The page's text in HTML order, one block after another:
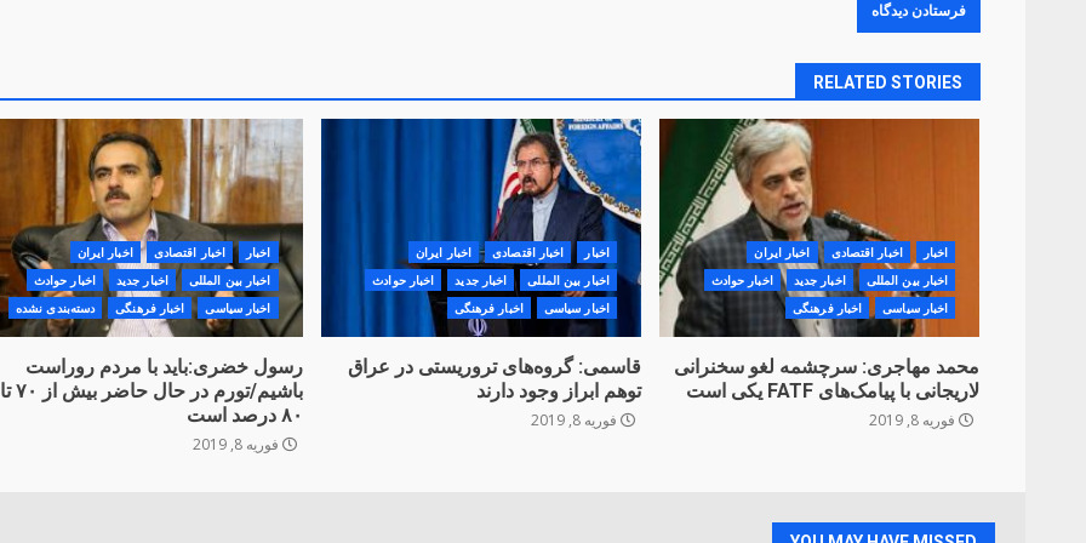
RELATED STORIES
اخبار اخبار اقتصادی
اخبار ایران
اخبار بین المللی
اخبار جدید
اخبار حوادث
اخبار سیاسی
اخبار فرهنگی دسته‌بندی نشده
رسول خضری:باید با مردم روراست
باشیم/تورم در حال حاضر بیش از ۷۰ تا
۸۰ درصد است
فوریه 8, 2019
اخبار اخبار اقتصادی
اخبار ایران
اخبار بین المللی
اخبار جدید
اخبار حوادث
اخبار سیاسی
اخبار فرهنگی
قاسمی: گروه‌های تروریستی در عراق
توهم ابراز وجود دارند
فوریه 8, 2019
اخبار اخبار اقتصادی
اخبار ایران
اخبار بین المللی
اخبار جدید
اخبار حوادث
اخبار سیاسی
اخبار فرهنگی
محمد مهاجری: سرچشمه لغو سخنرانی
لاریجانی با پیامک‌های ‌FATF یکی است
فوریه 8, 2019